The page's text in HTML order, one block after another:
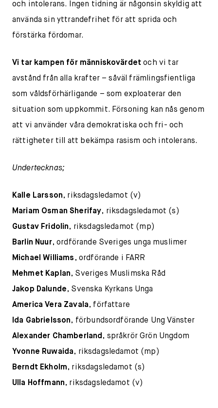
och intolerans. Ingen tidning är någonsin skyldig att
använda sin yttrandefrihet för att sprida och
förstärka fördomar.
Vi tar kampen för människovärdet och vi tar
avstånd från alla krafter – såväl främlingsfientliga
som våldsförhärligande – som exploaterar den
situation som uppkommit. Försoning kan nås genom
att vi använder våra demokratiska och fri- och
rättigheter till att bekämpa rasism och intolerans.
Undertecknas;
Kalle Larsson, riksdagsledamot (v)
Mariam Osman Sherifay, riksdagsledamot (s)
Gustav Fridolin, riksdagsledamot (mp)
Barlin Nuur, ordförande Sveriges unga muslimer
Michael Williams , ordförande i FARR
Mehmet Kaplan, Sveriges Muslimska Råd
Jakop Dalunde, Svenska Kyrkans Unga
America Vera Zavala, författare
Ida Gabrielsson, förbundsordförande Ung Vänster
Alexander Chamberland , språkrör Grön Ungdom
Yvonne Ruwaida, riksdagsledamot (mp)
Berndt Ekholm, riksdagsledamot (s)
Ulla Hoffmann, riksdagsledamot (v)